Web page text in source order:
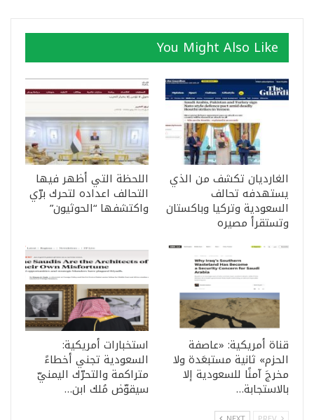
You Might Also Like
الغارديان تكشف من الذي
يستهدفه تحالف
السعودية وتركيا وباكستان
وتستقرأ مصيره
اللحظة التي أظهر فيها
التحالف اعداده لتحرك برّي
واكتشفها “الحوثيون”
قناة أمريكية: «عاصفة
الحزم» ثانية مستبعَدة ولا
مخرجَ آمنًا للسعودية إلا
بالاستجابة…
استخبارات أمريكية:
السعودية تجني أخطاءً
متراكمة والتحرّك اليمنيّ
سيقوّض مُلك ابن…